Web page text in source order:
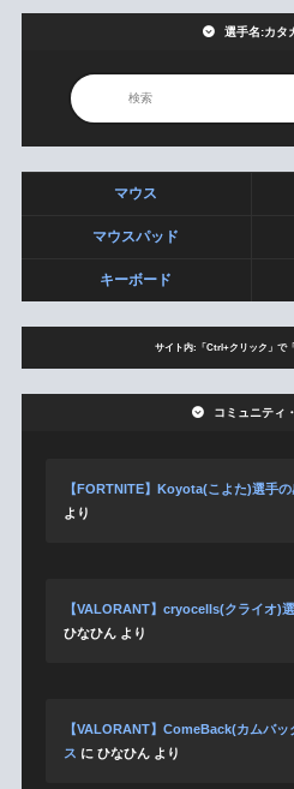
選手名:カタ
マウス
マウスパッド
キーボード
サイト内:「Ctrl+クリック」で
コミュニティ
【FORTNITE】Koyota(こよた)選手
より
【VALORANT】cryocells(クライオ)
ひなひんより
【VALORANT】ComeBack(カムバ
ス に ひなひんより